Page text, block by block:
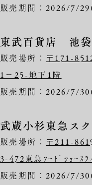
販売期間：2026/7/
東武百貨店 池
販売場所： 〒171-
1−25-地下1階
販売期間：2026/7/
武蔵小杉東急ス
販売場所： 〒211-
3-472東急ﾌｰﾄﾞｼｮｰｽﾗ
販売期間：2026/7/